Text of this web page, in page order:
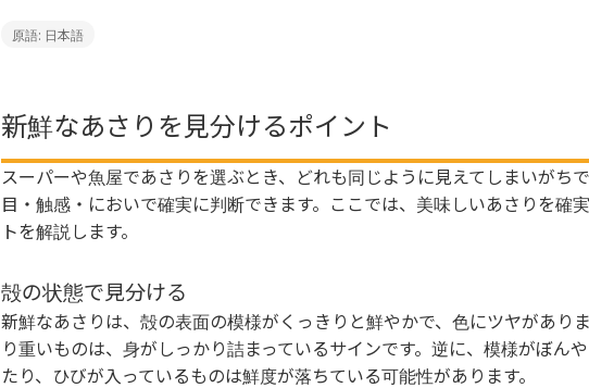
原語: 日本語
新鮮なあさりを見分けるポイント
スーパーや魚屋であさりを選ぶとき、どれも同じように見えてしまいがち
目・触感・においで確実に判断できます。ここでは、美味しいあさりを確
トを解説します。
殻の状態で見分ける
新鮮なあさりは、殻の表面の模様がくっきりと鮮やかで、色にツヤがあり
り重いものは、身がしっかり詰まっているサインです。逆に、模様がぼん
たり、ひびが入っているものは鮮度が落ちている可能性があります。